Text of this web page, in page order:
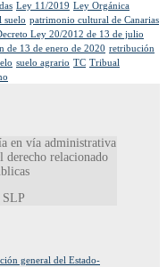
Ley 11/2019 Ley Orgánica
suelo patrimonio cultural de Canarias
Ley 20/2012 de 13 de julio
de 13 de enero de 2020 retribución
suelo agrario TC Tribual
en vía administrativa
derecho relacionado
SLP
general del Estado-